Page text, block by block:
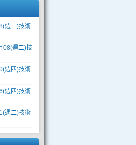
週二)技術
08(週二)技
週四)技術
週四)技術
週二)技術